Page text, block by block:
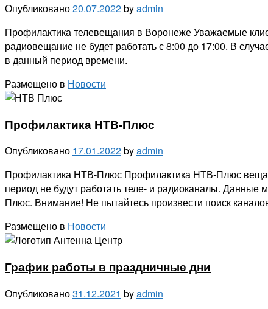
Опубликовано20.07.2022byadmin
Профилактика телевещания в Воронеже Уважаемые
радиовещание не будет работать с 8:00 до 17:00. В
в данный период времени.
Размещено в Новости
Профилактика НТВ-Плюс
Опубликовано 17.01.2022byadmin
Профилактика НТВ-Плюс Профилактика НТВ-Плюс
период не будут работать теле- и радиоканалы.
Плюс. Внимание! Не пытайтесь произвести поиск
Размещено в Новости
График работы в праздничные дни
Опубликовано31.12.2021 byadmin